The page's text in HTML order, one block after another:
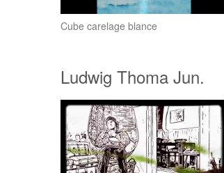
Cube carelage blance
Ludwig Thoma Jun.